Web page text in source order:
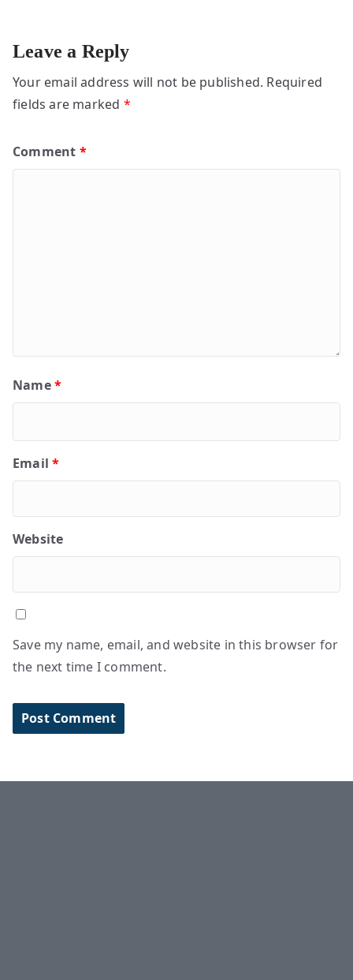
Leave a Reply
Your email address will not be published. Required
fields are marked *
Comment *
Name*
Email*
Website
Save my name, email, and website in this browser for
the next time I comment.